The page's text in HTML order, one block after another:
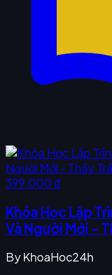
399.000 ₫
Khóa Học Lập
Và Người Mới -
ByKhoaHoc24h